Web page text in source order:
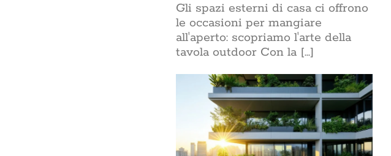
Gli spazi esterni di casa ci offrono
le occasioni per mangiare
all'aperto: scopriamo l'arte della
tavola outdoor Con la [...]